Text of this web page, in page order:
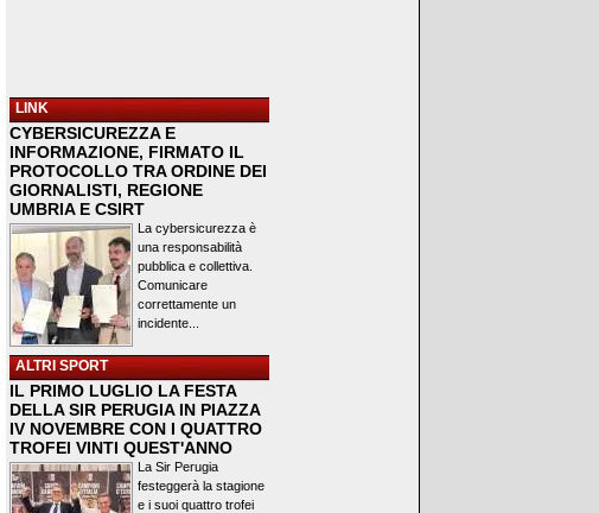
LINK
CYBERSICUREZZA E
INFORMAZIONE, FIRMATO IL
PROTOCOLLO TRA ORDINE DEI
GIORNALISTI, REGIONE
UMBRIA E CSIRT
La cybersicurezza è
una responsabilità
pubblica e collettiva.
Comunicare
correttamente un
incidente...
ALTRI SPORT
IL PRIMO LUGLIO LA FESTA
DELLA SIR PERUGIA IN PIAZZA
IV NOVEMBRE CON I QUATTRO
TROFEI VINTI QUEST'ANNO
La Sir Perugia
festeggerà la stagione
e i suoi quattro trofei